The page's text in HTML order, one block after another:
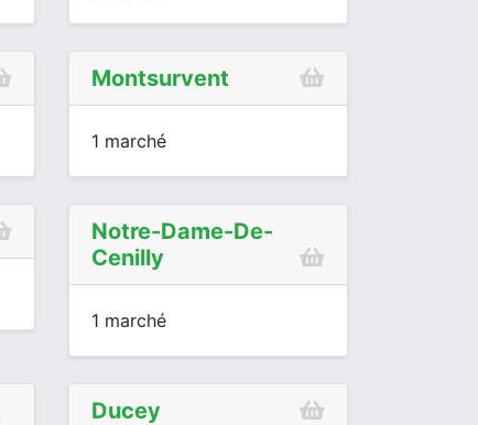
Montsurvent
1 marché
Notre-Dame-De-
Cenilly
1 marché
Ducey